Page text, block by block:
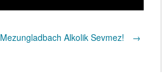
Mezungladbach Alkolik Sevmez! →